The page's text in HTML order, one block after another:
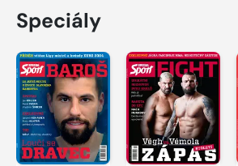
Speciály